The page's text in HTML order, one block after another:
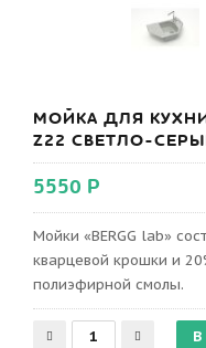
МОЙКА ДЛЯ КУХНИ
Z22 СВЕТЛО-
5550 Р
Мойки «BERGG lab»
кварцевой крошки и
полиэфирной смолы.